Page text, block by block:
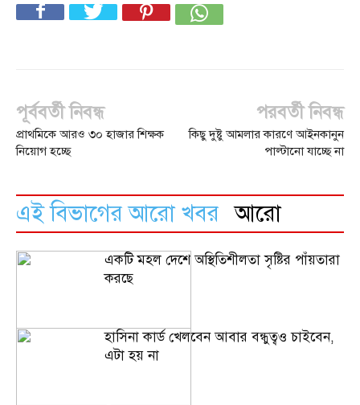
পূর্ববর্তী নিবন্ধ
প্রাথমিকে আরও ৩০ হাজার শিক্ষক
নিয়োগ হচ্ছে
পরবর্তী নিবন্ধ
কিছু দুষ্টু আমলার কারণে আইনকানুন
পাল্টানো যাচ্ছে না
এই বিভাগের আরো খবর আরো
একটি মহল দেশে অস্থিতিশীলতা সৃষ্টির পাঁয়তারা
করছে
হাসিনা কার্ড খেলবেন আবার বন্ধুত্বও চাইবেন,
এটা হয় না